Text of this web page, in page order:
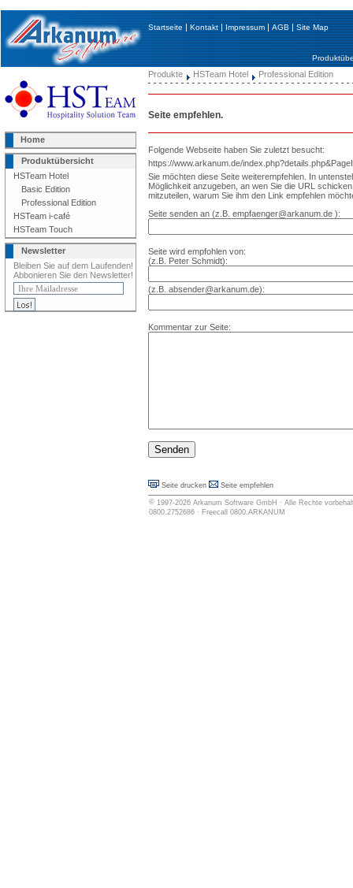
Startseite|Kontakt|Impressum|AGB|Site Map
Home
Produktübersicht
HSTeam Hotel
Basic Edition
Professional Edition
HSTeam i-café
HSTeam Touch
Newsletter
Bleiben Sie auf dem Laufenden!
Abbonieren Sie den Newsletter!
Produkte HSTeam Hotel Professional Edition
Seite empfehlen.
Folgende Webseite haben Sie zuletzt besucht:
https://www.arkanum.de/
Sie möchten diese Seite weiterempfehlen. In
Möglichkeit anzugeben, an wen Sie die URL
mitzuteilen, warum Sie ihm den Link empfehlen
Seite senden an (z.B. empfaenger@arkanum.de ):
Seite wird empfohlen von:
(z.B. Peter Schmidt):
(z.B. absender@arkanum.de):
Kommentar zur Seite:
Seite drucken Seite empfehlen
© 1997-2026 Arkanum Software GmbH · Alle Rechte
0800.2752686 · Freecall 0800.ARKANUM